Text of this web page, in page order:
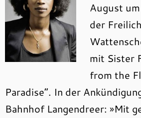
August
der
mit Sister
from the
Paradise“. In der
Bahnhof Langendreer: »Mit